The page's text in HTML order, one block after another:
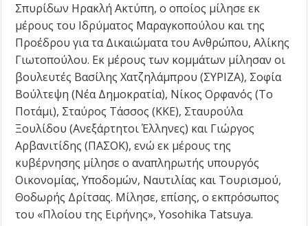
Σπυρίδων Ηρακλή Ακτύπη, ο οποίος μίλησε εκ
μέρους του Ιδρύματος Μαραγκοπούλου και της
Προέδρου για τα Δικαιώματα του Ανθρώπου, Αλίκης
Γιωτοπούλου. Εκ μέρους των κομμάτων μίλησαν οι
βουλευτές Βασίλης Χατζηλάμπρου (ΣΥΡΙΖΑ), Σοφία
Βούλτεψη (Νέα Δημοκρατία), Νίκος Ορφανός (Το
Ποτάμι), Σταύρος Τάσσος (ΚΚΕ), Σταυρούλα
Ξουλίδου (Ανεξάρτητοι Έλληνες) και Γιώργος
Αρβανιτίδης (ΠΑΣΟΚ), ενώ εκ μέρους της
κυβέρνησης μίλησε ο αναπληρωτής υπουργός
Οικονομίας, Υποδομών, Ναυτιλίας και Τουρισμού,
Θοδωρής Δρίτσας. Μίλησε, επίσης, ο εκπρόσωπος
του «Πλοίου της Ειρήνης», Yosohika Tatsuya.